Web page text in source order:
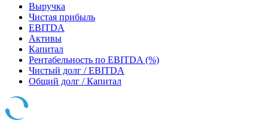
Выручка
Чистая прибыль
EBITDA
Активы
Капитал
Рентабельность по EBITDA (%)
Чистый долг / EBITDA
Общий долг / Капитал